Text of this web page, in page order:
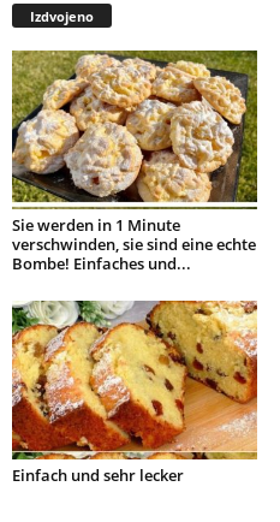
Izdvojeno
Sie werden in 1 Minute
verschwinden, sie sind eine echte
Bombe! Einfaches und...
Einfach und sehr lecker